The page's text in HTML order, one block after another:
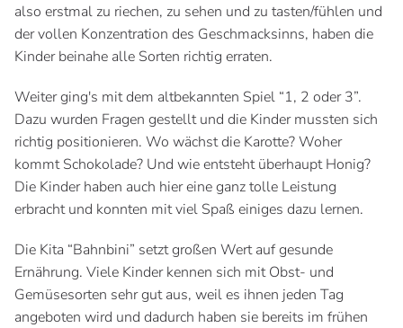
also erstmal zu riechen, zu sehen und zu tasten/fühlen und
der vollen Konzentration des Geschmacksinns, haben die
Kinder beinahe alle Sorten richtig erraten.
Weiter ging's mit dem altbekannten Spiel “1, 2 oder 3”.
Dazu wurden Fragen gestellt und die Kinder mussten sich
richtig positionieren. Wo wächst die Karotte? Woher
kommt Schokolade? Und wie entsteht überhaupt Honig?
Die Kinder haben auch hier eine ganz tolle Leistung
erbracht und konnten mit viel Spaß einiges dazu lernen.
Die Kita “Bahnbini” setzt großen Wert auf gesunde
Ernährung. Viele Kinder kennen sich mit Obst- und
Gemüsesorten sehr gut aus, weil es ihnen jeden Tag
angeboten wird und dadurch haben sie bereits im frühen